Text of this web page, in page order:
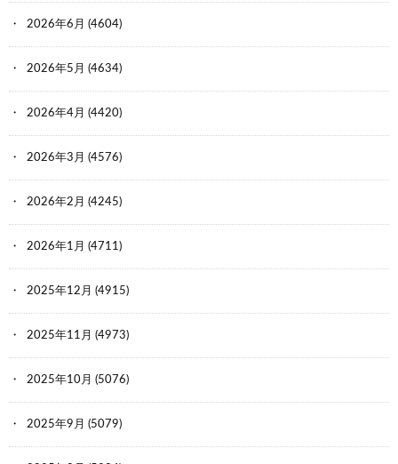
2026年6月 (4604)
2026年5月 (4634)
2026年4月 (4420)
2026年3月 (4576)
2026年2月 (4245)
2026年1月 (4711)
2025年12月 (4915)
2025年11月 (4973)
2025年10月 (5076)
2025年9月 (5079)